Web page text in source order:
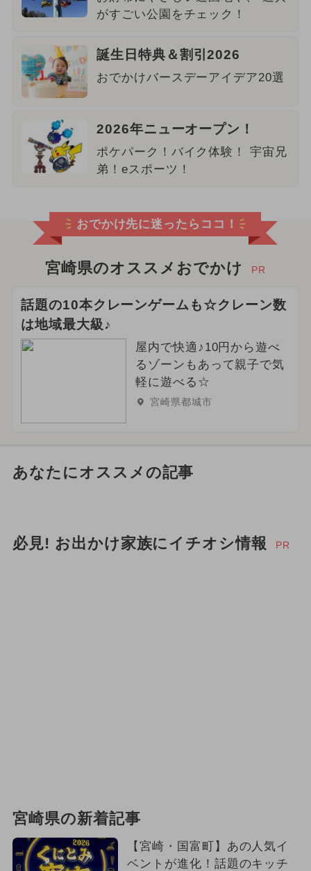
がすごい公園をチェック！
誕生日特典＆割引2026
おでかけバースデーアイデア20選
2026年ニューオープン！
ポケパーク！バイク体験！ 宇宙兄
弟！eスポーツ！
おでかけ先に迷ったらココ！
宮崎県のオススメおでかけ PR
話題の10本クレーンゲームも☆クレーン数
は地域最大級♪
屋内で快適♪10円から遊べ
るゾーンもあって親子で気
軽に遊べる☆
宮崎県都城市
あなたにオススメの記事
必見! お出かけ家族にイチオシ情報 PR
宮崎県の新着記事
【宮崎・国富町】あの人気イ
ベントが進化！話題のキッチ